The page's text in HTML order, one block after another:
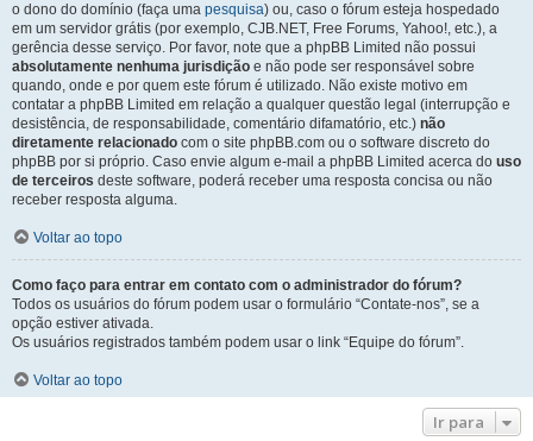
o dono do domínio (faça uma pesquisa) ou, caso o fórum esteja hospedado
em um servidor grátis (por exemplo, CJB.NET, Free Forums, Yahoo!, etc.), a
gerência desse serviço. Por favor, note que a phpBB Limited não possui
absolutamente nenhuma jurisdição e não pode ser responsável sobre
quando, onde e por quem este fórum é utilizado. Não existe motivo em
contatar a phpBB Limited em relação a qualquer questão legal (interrupção e
desistência, de responsabilidade, comentário difamatório, etc.) não
diretamente relacionado com o site phpBB.com ou o software discreto do
phpBB por si próprio. Caso envie algum e-mail a phpBB Limited acerca do uso
de terceiros deste software, poderá receber uma resposta concisa ou não
receber resposta alguma.
Voltar ao topo
Como faço para entrar em contato com o administrador do fórum?
Todos os usuários do fórum podem usar o formulário “Contate-nos”, se a
opção estiver ativada.
Os usuários registrados também podem usar o link “Equipe do fórum”.
Voltar ao topo
Ir para